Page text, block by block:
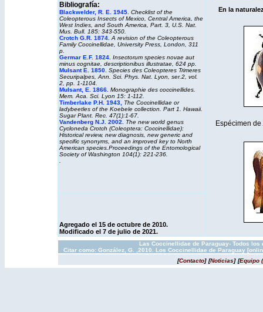
Bibliografía:
Blackwelder, R. E. 1945. Checklist of the
Coleopterous Insects of Mexico, Central America, the
West Indies, and South America, Part. 3, U.S. Nat.
Mus. Bull. 185: 343-550.
Crotch G.R. 1874. A revision of the Coleopterous
Family Coccinellidae, University Press, London, 311
p.
Germar E.F. 1824. Insectorum species novae aut
minus cognitae, descriptionibus illustratae, 624 pp.
Mulsant E. 1850. Species des Coleopteres Trimeres
Securipalpes, Ann. Sci. Phys. Nat. Lyon, ser.2, vol.
2, pp. 1-1104.
Mulsant, E. 1866. Monographie des coccinellides.
Mem. Aca. Sci. Lyon 15: 1-112.
Timberlake P.H. 1943,
The Coccinellidae or
ladybeetles of the Koebele collection. Part 1. Hawaii.
Sugar Plant. Rec. 47(1):1-67.
Vandenberg N.J. 2002.
The new world genus
Cycloneda Crotch (Coleoptera: Coccinellidae):
Historical review, new diagnosis, new generic and
specific synonyms, and an improved key to North
American species. Proceedings of the Entomological
Society of Washington 104(1): 221-236.
En la
Espécimen de
Agregado el 15 de octubre de 2010.
Modificado el 7 de julio de 2021.
Las Coccinellidae de Paraguay- Todos
Citar como: González, G. ,2010. Los Coccinellidae de Paraguay
[Contacto] [Noticias] [Equipo